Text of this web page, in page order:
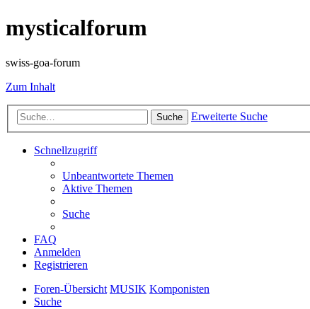
mysticalforum
swiss-goa-forum
Zum Inhalt
Suche Erweiterte Suche
Schnellzugriff
Unbeantwortete Themen
Aktive Themen
Suche
FAQ
Anmelden
Registrieren
Foren-Übersicht MUSIK Komponisten
Suche